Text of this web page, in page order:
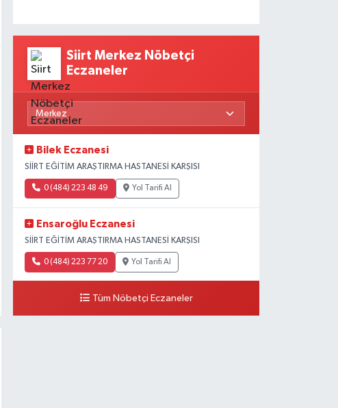
Siirt Merkez Nöbetçi
Eczaneler
Bilek Eczanesi
SİİRT EĞİTİM ARAŞTIRMA HASTANESİ KARŞISI
0 (484) 223 48 49 Yol Tarifi Al
Ensaroğlu Eczanesi
SİİRT EĞİTİM ARAŞTIRMA HASTANESİ KARŞISI
0 (484) 223 77 20 Yol Tarifi Al
Tüm Nöbetçi Eczaneler